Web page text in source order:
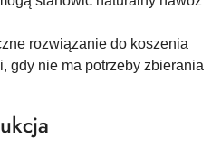
rozwiązanie do koszenia
gdy nie ma potrzeby zbierania